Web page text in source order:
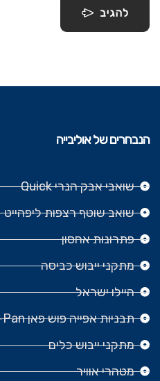
להגיב
הנבחרים של אוליבייה
שואבי אבק הנרי Quick
שואב שוטף רצפות ליפהייט
פתרונות אחסון
מתקני ייבוש כביסה
היילו ישראל
תבניות אפייה פוש פאן Push-Pan
מתקני ייבוש כלים
מטהרי אוויר